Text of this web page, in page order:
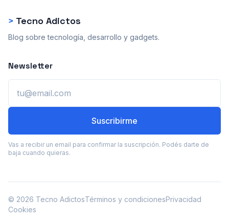
> Tecno Adictos
Blog sobre tecnología, desarrollo y gadgets.
Newsletter
Suscribirme
Vas a recibir un email para confirmar la suscripción. Podés darte de
baja cuando quieras.
© 2026 Tecno AdictosTérminos y condicionesPrivacidad
Cookies